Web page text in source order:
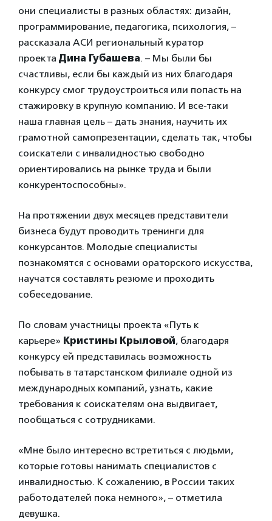
они специалисты в разных областях: дизайн,
программирование, педагогика, психология, –
рассказала АСИ региональный куратор
проекта Дина Губашева. – Мы были бы
счастливы, если бы каждый из них благодаря
конкурсу смог трудоустроиться или попасть на
стажировку в крупную компанию. И все-таки
наша главная цель – дать знания, научить их
грамотной самопрезентации, сделать так, чтобы
соискатели с инвалидностью свободно
ориентировались на рынке труда и были
конкурентоспособны».
На протяжении двух месяцев представители
бизнеса будут проводить тренинги для
конкурсантов. Молодые специалисты
познакомятся с основами ораторского искусства,
научатся составлять резюме и проходить
собеседование.
По словам участницы проекта «Путь к
карьере» Кристины Крыловой, благодаря
конкурсу ей представилась возможность
побывать в татарстанском филиале одной из
международных компаний, узнать, какие
требования к соискателям она выдвигает,
пообщаться с сотрудниками.
«Мне было интересно встретиться с людьми,
которые готовы нанимать специалистов с
инвалидностью. К сожалению, в России таких
работодателей пока немного», – отметила
девушка.